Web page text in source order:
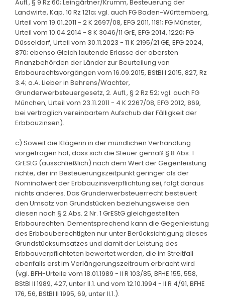
Aufl., § 9 Rz 60; Leingärtner/Krumm, Besteuerung der
Landwirte, Kap. 10 Rz 121a; vgl. auch FG Baden-Württemberg,
Urteil vom 19.01.2011 - 2 K 2697/08, EFG 2011, 1181; FG Münster,
Urteil vom 10.04.2014 - 8 K 3046/11 GrE, EFG 2014, 1220; FG
Düsseldorf, Urteil vom 30.11.2023 - 11 K 2195/21 GE, EFG 2024,
870; ebenso Gleich lautende Erlasse der obersten
Finanzbehörden der Länder zur Beurteilung von
Erbbaurechtsvorgängen vom 16.09.2015, BStBl I 2015, 827, Rz
3.4; a.A. Lieber in Behrens/Wachter,
Grunderwerbsteuergesetz, 2. Aufl., § 2 Rz 52; vgl. auch FG
München, Urteil vom 23.11.2011 - 4 K 2267/08, EFG 2012, 869,
bei vertraglich vereinbartem Aufschub der Fälligkeit der
Erbbauzinsen).
c) Soweit die Klägerin in der mündlichen Verhandlung
vorgetragen hat, dass sich die Steuer gemäß § 8 Abs. 1
GrEStG (ausschließlich) nach dem Wert der Gegenleistung
richte, der im Besteuerungszeitpunkt geringer als der
Nominalwert der Erbbauzinsverpflichtung sei, folgt daraus
nichts anderes. Das Grunderwerbsteuerrecht besteuert
den Umsatz von Grundstücken beziehungsweise den
diesen nach § 2 Abs. 2 Nr. 1 GrEStG gleichgestellten
Erbbaurechten. Dementsprechend kann die Gegenleistung
des Erbbauberechtigten nur unter Berücksichtigung dieses
Grundstücksumsatzes und damit der Leistung des
Erbbauverpflichteten bewertet werden, die im Streitfall
ebenfalls erst im Verlängerungszeitraum erbracht wird
(vgl. BFH-Urteile vom 18.01.1989 - II R 103/85, BFHE 155, 558,
BStBl II 1989, 427, unter II.1. und vom 12.10.1994 - II R 4/91, BFHE
176, 56, BStBl II 1995, 69, unter II.1.).